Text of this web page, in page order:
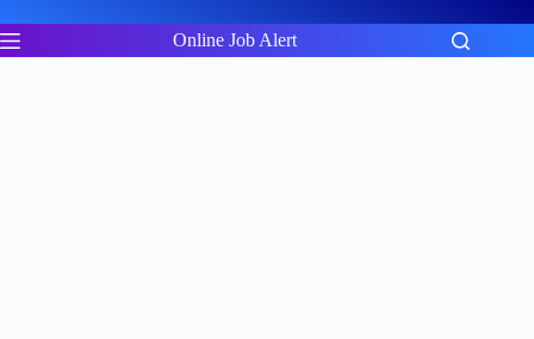
to
content
Online Job Alert